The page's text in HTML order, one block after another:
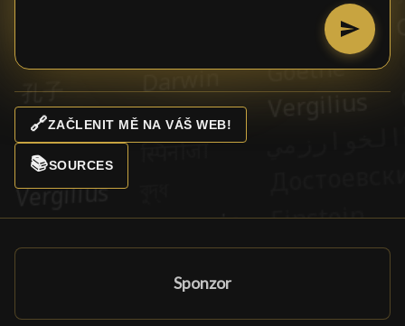
🔗ZAČLENIT MĚ NA VÁŠ WEB!
📚SOURCES
Sponzor